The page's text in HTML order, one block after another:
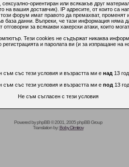
ориентиран или всякакъв друг
вашия доставчик). IP адресите, от които са
форум имат правото да премахват,
база данни. Въпреки, че тази информация няма
за всякакви хакерски атаки, които
Тези cookies не съдържат никаква
и паролата ви (и за изпращане на
съм със тези условия и възрастта ми е над 13
съм със тези условия и възрастта ми е под 13
Не съм съгласен с тези условия
Powered byphpBB© 2001, 2005 phpBB Group
Translation by:Boby Dimitrov